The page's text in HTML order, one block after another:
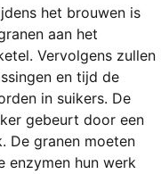
het brouwen is
aan het
Vervolgens zullen
en tijd de
in suikers. De
gebeurt door een
De granen moeten
enzymen hun werk